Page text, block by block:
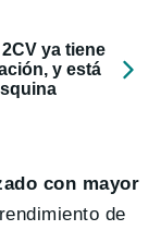
ya tiene
y está
con mayor
de